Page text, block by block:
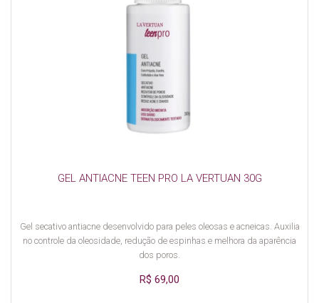
GEL ANTIACNE TEEN PRO LA VERTUAN 30G
Gel secativo antiacne desenvolvido para peles oleosas e acneicas. Auxilia
no controle da oleosidade, redução de espinhas e melhora da aparência
dos poros.
R$ 69,00